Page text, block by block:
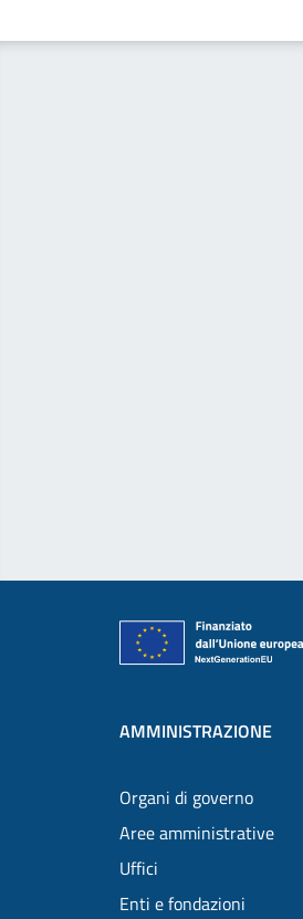
AMMINISTRAZIONE
Organi di governo
Aree amministrative
Uffici
Enti e fondazioni